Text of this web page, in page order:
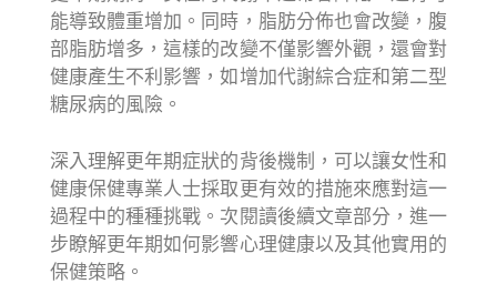
能導致體重增加。同時，脂肪分佈也會改變，腹
部脂肪增多，這樣的改變不僅影響外觀，還會對
健康產生不利影響，如增加代謝綜合症和第二型
糖尿病的風險。
深入理解更年期症狀的背後機制，可以讓女性和
健康保健專業人士採取更有效的措施來應對這一
過程中的種種挑戰。次閱讀後續文章部分，進一
步瞭解更年期如何影響心理健康以及其他實用的
保健策略。